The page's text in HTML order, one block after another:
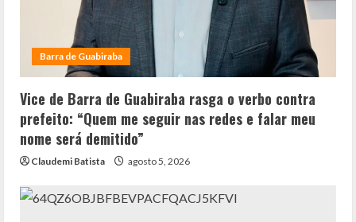
Barra de Guabiraba
Vice de Barra de Guabiraba rasga o verbo contra
prefeito: “Quem me seguir nas redes e falar meu
nome será demitido”
Claudemi Batista agosto 5, 2026